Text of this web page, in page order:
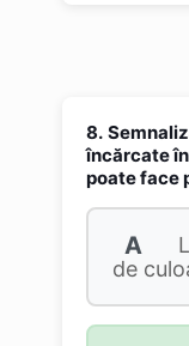
8.
încărcate
poate face
A
de